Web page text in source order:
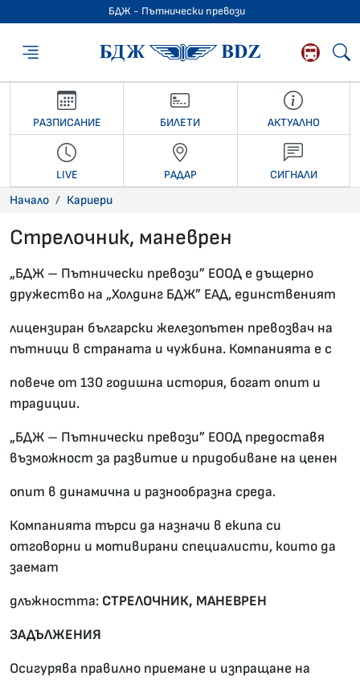
БДЖ - Пътнически превози
БДЖ -
РАЗПИСАНИЕ БИЛЕТИ АКТУАЛНО
LIVE РАДАР СИГНАЛИ
Начало Кариери
Стрелочник, маневрен
„БДЖ – Пътнически превози” ЕООД е дъщерно
дружество на „Холдинг БДЖ” ЕАД, единственият
лицензиран български железопътен превозвач на
пътници в страната и чужбина. Компанията е с
повече от 130 годишна история, богат опит и
традиции.
„БДЖ – Пътнически превози” ЕООД предоставя
възможност за развитие и придобиване на ценен
опит в динамична и разнообразна среда.
Компанията търси да назначи в екипа си
отговорни и мотивирани специалисти, които да
заемат
длъжността: СТРЕЛОЧНИК, МАНЕВРЕН
ЗАДЪЛЖЕНИЯ
Осигурява правилно приемане и изпращане на